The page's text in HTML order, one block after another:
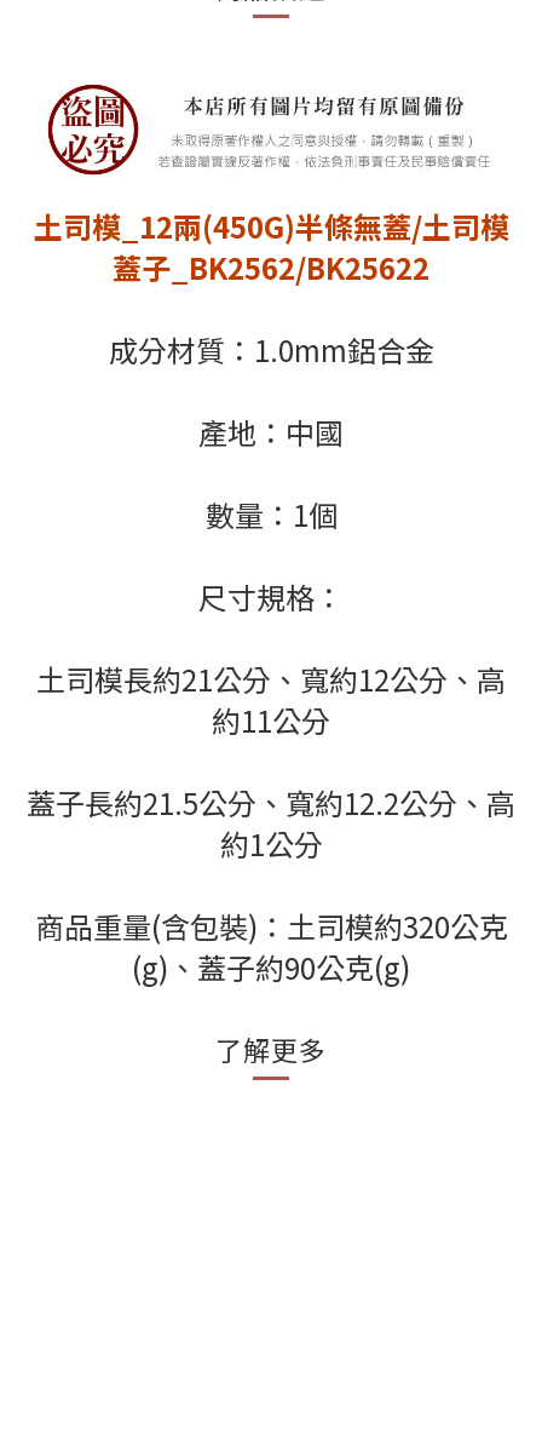
土司模_12兩(450G)半條無蓋/土司模
蓋子_BK2562/BK25622
成分材質：1.0mm鋁合金
產地：中國
數量：1個
尺寸規格：
土司模長約21公分、寬約12公分、高
約11公分
蓋子長約21.5公分、寬約12.2公分、高
約1公分
商品重量(含包裝)：土司模約320公克
(g)、蓋子約90公克(g)
了解更多